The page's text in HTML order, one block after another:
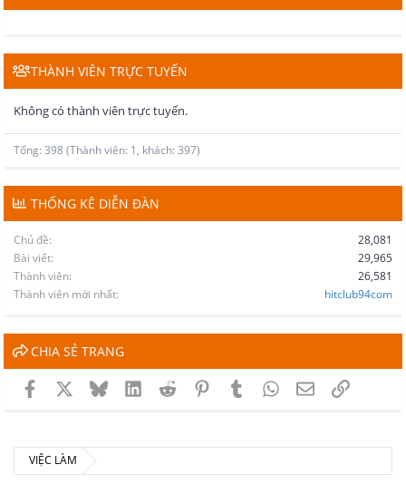
THÀNH VIÊN TRỰC TUYẾN
Không có thành viên trực tuyến.
Tổng: 398 (Thành viên: 1, khách: 397)
THỐNG KÊ DIỄN ĐÀN
Chủ đề
28,081
Bài viết
29,965
Thành viên
26,581
Thành viên mới nhất
hitclub94com
CHIA SẺ TRANG
Facebook BlueskyLinkedInReddit PinterestTumblrWhatsApp
EmailLink
VIỆC LÀM